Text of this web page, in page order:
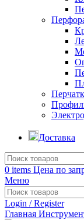
Доставка
0 items Цена по
Меню
Login / Register
Главная